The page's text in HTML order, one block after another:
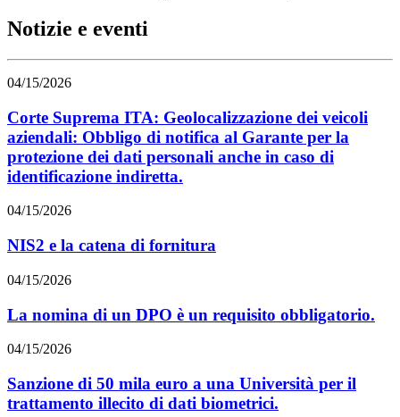
Notizie e eventi
04/15/2026
Corte Suprema ITA: Geolocalizzazione dei veicoli
aziendali: Obbligo di notifica al Garante per la
protezione dei dati personali anche in caso di
identificazione indiretta.
04/15/2026
NIS2 e la catena di fornitura
04/15/2026
La nomina di un DPO è un requisito obbligatorio.
04/15/2026
Sanzione di 50 mila euro a una Università per il
trattamento illecito di dati biometrici.